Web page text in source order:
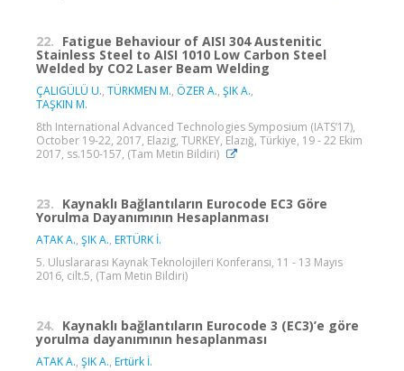
22. Fatigue Behaviour of AISI 304 Austenitic
Stainless Steel to AISI 1010 Low Carbon Steel
Welded by CO2 Laser Beam Welding
ÇALIGÜLÜ U., TÜRKMEN M., ÖZER A., ŞIK A.,
TAŞKIN M.
8th International Advanced Technologies Symposium (IATS’17),
October 19-22, 2017, Elazig, TURKEY, Elazığ, Türkiye, 19 - 22 Ekim
2017, ss.150-157, (Tam Metin Bildiri)
23. Kaynaklı Bağlantıların Eurocode EC3 Göre
Yorulma Dayanımının Hesaplanması
ATAK A., ŞIK A., ERTÜRK İ.
5. Uluslararası Kaynak Teknolojileri Konferansı, 11 - 13 Mayıs
2016, cilt.5, (Tam Metin Bildiri)
24. Kaynaklı bağlantıların Eurocode 3 (EC3)’e göre
yorulma dayanımının hesaplanması
ATAK A., ŞIK A., Ertürk İ.